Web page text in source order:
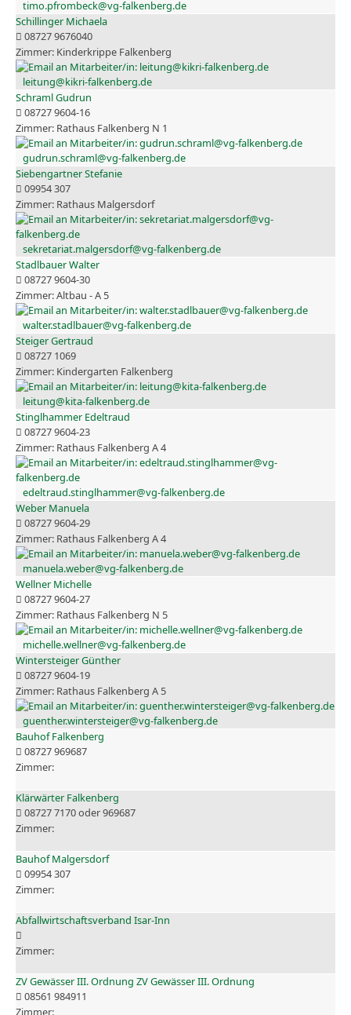
timo.pfrombeck@vg-falkenberg.de
Schillinger Michaela
08727 9676040
Kinderkrippe Falkenberg
leitung@kikri-falkenberg.de
Schraml Gudrun
08727 9604-16
Rathaus Falkenberg N 1
gudrun.schraml@vg-falkenberg.de
Siebengartner Stefanie
09954 307
Rathaus Malgersdorf
sekretariat.malgersdorf@vg-falkenberg.de
Stadlbauer Walter
08727 9604-30
Altbau - A 5
walter.stadlbauer@vg-falkenberg.de
Steiger Gertraud
08727 1069
Kindergarten Falkenberg
leitung@kita-falkenberg.de
Stinglhammer Edeltraud
08727 9604-23
Rathaus Falkenberg A 4
edeltraud.stinglhammer@vg-falkenberg.de
Weber Manuela
08727 9604-29
Rathaus Falkenberg A 4
manuela.weber@vg-falkenberg.de
Wellner Michelle
08727 9604-27
Rathaus Falkenberg N 5
michelle.wellner@vg-falkenberg.de
Wintersteiger Günther
08727 9604-19
Rathaus Falkenberg A 5
guenther.wintersteiger@vg-falkenberg.de
Bauhof Falkenberg
08727 969687
Klärwärter Falkenberg
08727 7170 oder 969687
Bauhof Malgersdorf
09954 307
Abfallwirtschaftsverband Isar-Inn
ZV Gewässer III. Ordnung ZV Gewässer III. Ordnung
08561 984911